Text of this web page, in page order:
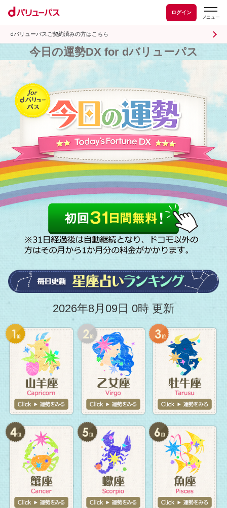
ログイン
dバリューパスご契約済みの方はこちら
今日の運勢DX for dバリューパス
2026年8月09日 0時 更新